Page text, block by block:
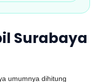
Surabaya
umumnya dihitung